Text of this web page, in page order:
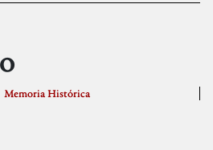
Memoria Histórica